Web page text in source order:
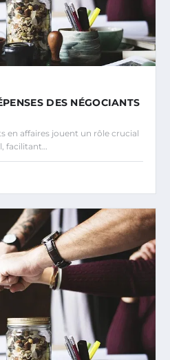
DES NÉGOCIANTS
en affaires jouent un rôle crucial
facilitant…